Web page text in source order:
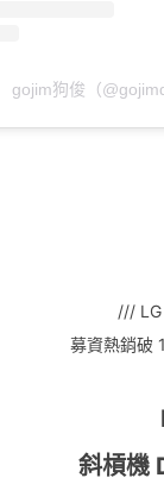
gojim狗俊（
///
募資熱銷破
斜槓機